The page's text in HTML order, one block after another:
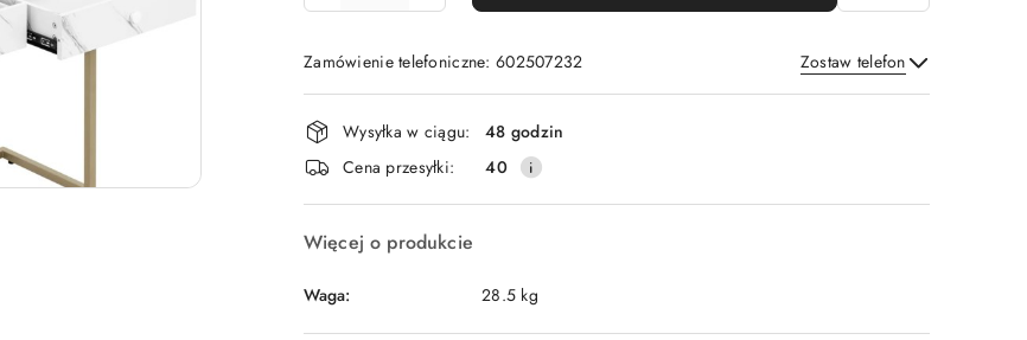
Zamówienie telefoniczne: 602507232 Zostaw telefon
Wyślij
Dostępność
i
dostawa
Wysyłka w ciągu:
48 godzin
Cena przesyłki:
40
Więcej o produkcie
Waga: 28.5 kg